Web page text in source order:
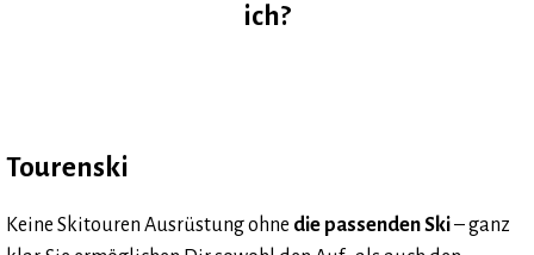
ich?
Tourenski
Keine Skitouren Ausrüstung ohne die passenden Ski– ganz